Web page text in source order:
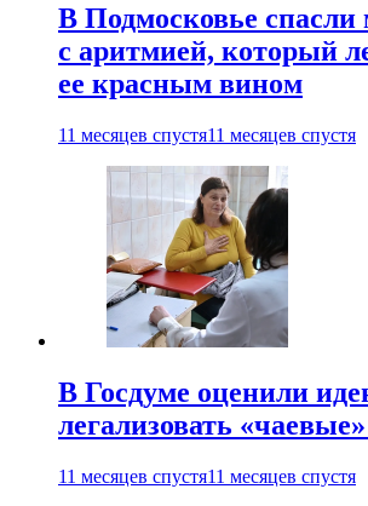
В Подмосковье
с аритмией, который
ее красным вином
11 месяцев спустя11 месяцев спустя
В Госдуме оценили
легализовать
11 месяцев спустя11 месяцев спустя